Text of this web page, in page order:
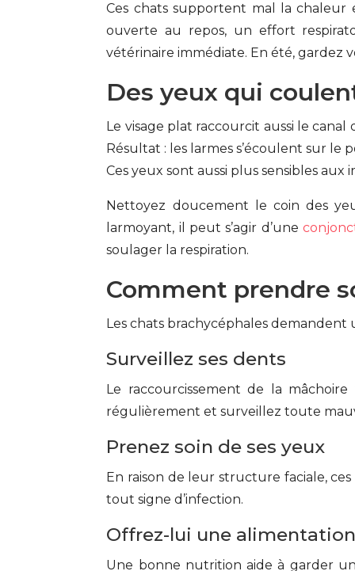
Ces chats supportent mal la chaleur
ouverte au repos, un effort
vétérinaire immédiate. En été, gardez
Des yeux qui
Le visage plat raccourcit aussi le
Résultat : les larmes s’écoulent sur le
Ces yeux sont aussi plus sensibles aux
Nettoyez doucement le coin des
larmoyant, il peut s’agir d’une
soulager la respiration.
Comment prendre
Les chats brachycéphales
Surveillez ses dents
Le raccourcissement de la
régulièrement et surveillez toute
Prenez soin de ses yeux
En raison de leur structure faciale,
tout signe d’infection.
Offrez-lui une
Une bonne nutrition aide à garder